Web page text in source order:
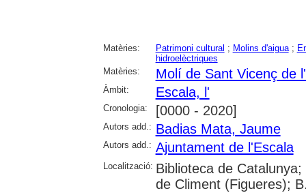
Matèries: Patrimoni cultural ; Molins d'aigua;
hidroelèctriques
Matèries:
Molí de Sant Vicenç de
Àmbit: Escala, l'
Cronologia: [0000 - 2020]
Autors add.: Badias Mata, Jaume
Autors add.: Ajuntament de l'Escala
Localització: Biblioteca de
de Climent (Figueres);